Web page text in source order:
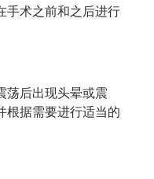
手术之前和之后进行
荡后出现头晕或震
根据需要进行适当的